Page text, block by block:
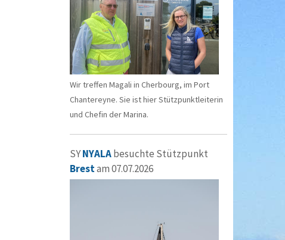
Wir treffen Magali in Cherbourg, im Port
Chantereyne. Sie ist hier Stützpunktleiterin
und Chefin der Marina.
SYNYALAbesuchte Stützpunkt
Brestam 07.07.2026